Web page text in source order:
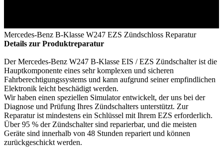
Mercedes‑Benz B-Klasse W247 EZS Zündschloss Reparatur
Details zur Produktreparatur
Der Mercedes-Benz W247 B-Klasse EIS / EZS Zündschalter ist die
Hauptkomponente eines sehr komplexen und sicheren
Fahrberechtigungssystems und kann aufgrund seiner empfindlichen
Elektronik leicht beschädigt werden.
Wir haben einen speziellen Simulator entwickelt, der uns bei der
Diagnose und Prüfung Ihres Zündschalters unterstützt. Zur
Reparatur ist mindestens ein Schlüssel mit Ihrem EZS erforderlich.
Über 95 % der Zündschalter sind reparierbar, und die meisten
Geräte sind innerhalb von 48 Stunden repariert und können
zurückgeschickt werden.